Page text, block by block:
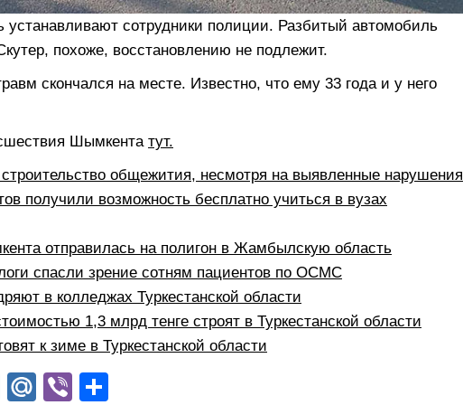
устанавливают сотрудники полиции. Разбитый автомобиль
похоже, восстановлению не подлежит.
скончался на месте. Известно, что ему 33 года и у него
Шымкента тут.
общежития, несмотря на выявленные нарушения
получили возможность бесплатно учиться в вузах
отправилась на полигон в Жамбылскую область
спасли зрение сотням пациентов по ОСМС
в колледжах Туркестанской области
1,3 млрд тенге строят в Туркестанской области
к зиме в Туркестанской области
T
M
Vi